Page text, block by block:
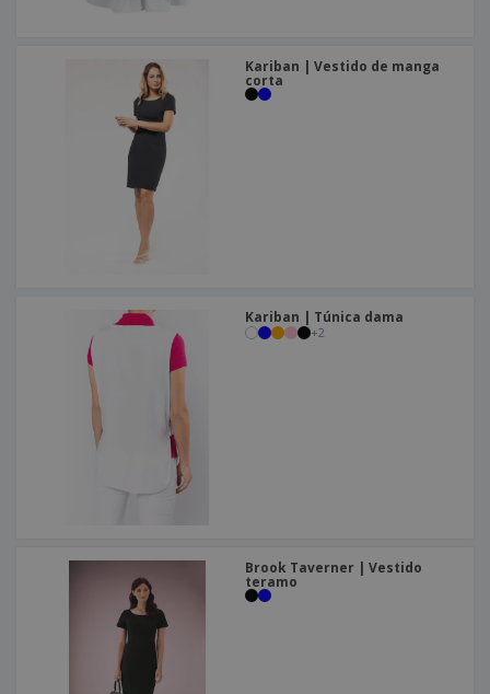
Kariban | Vestido de manga
corta
Kariban | Túnica dama
+2
Brook Taverner | Vestido
teramo